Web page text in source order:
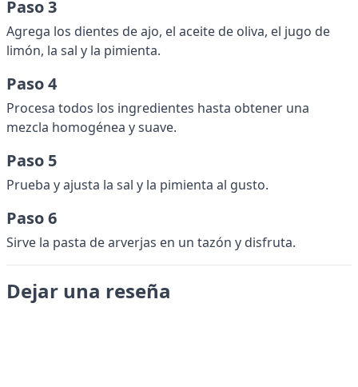
Paso 3
Agrega los dientes de ajo, el aceite de oliva, el jugo de
limón, la sal y la pimienta.
Paso 4
Procesa todos los ingredientes hasta obtener una
mezcla homogénea y suave.
Paso 5
Prueba y ajusta la sal y la pimienta al gusto.
Paso 6
Sirve la pasta de arverjas en un tazón y disfruta.
Dejar una reseña